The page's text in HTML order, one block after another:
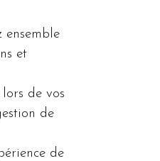
et
de vos
de
de